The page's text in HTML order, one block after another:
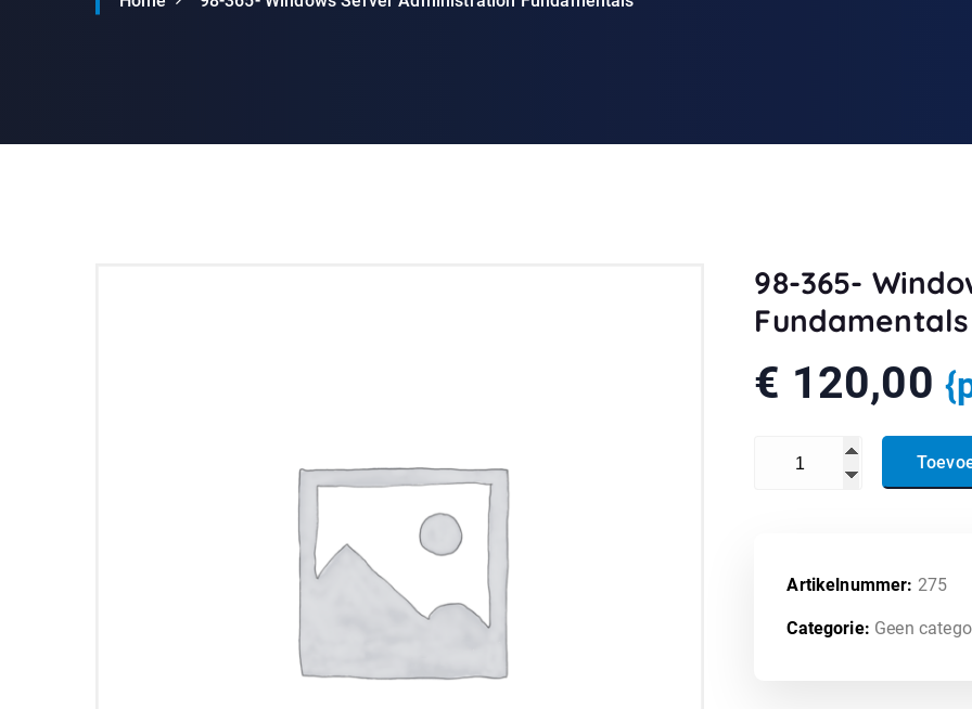
98-365-
Fundamentals
€ 120,00
98-365- Windows Server
Artikelnummer: 275
Categorie: Geen